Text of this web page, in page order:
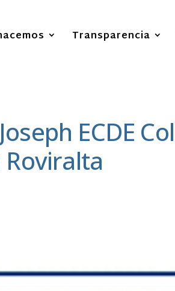
Transparencia
ECDE